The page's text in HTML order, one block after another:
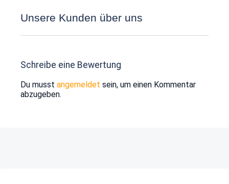
Unsere Kunden über uns
Schreibe eine Bewertung
Du musst angemeldet sein, um einen Kommentar
abzugeben.